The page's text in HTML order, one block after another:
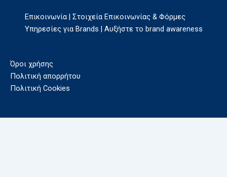
Επικοινωνία | Στοιχεία Επικοινωνίας & Φόρμες
Υπηρεσίες για Brands | Αυξήστε το brand awareness
Όροι χρήσης
Πολιτική απορρήτου
Πολιτική Cookies